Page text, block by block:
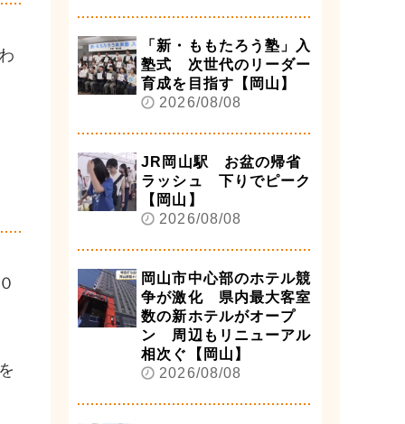
「新・ももたろう塾」入
塾式 次世代のリーダー
育成を目指す【岡山】
2026/08/08
JR岡山駅 お盆の帰省
ラッシュ 下りでピーク
【岡山】
2026/08/08
岡山市中心部のホテル競
争が激化 県内最大客室
数の新ホテルがオープ
ン 周辺もリニューアル
相次ぐ【岡山】
2026/08/08